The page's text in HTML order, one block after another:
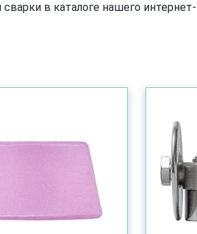
в каталоге нашего